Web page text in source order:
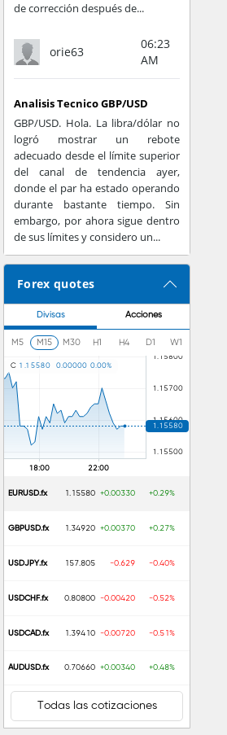
de corrección después de...
orie63
06:23
AM
Analisis Tecnico GBP/USD
GBP/USD. Hola. La libra/dólar no
logró mostrar un rebote
adecuado desde el límite superior
del canal de tendencia ayer,
donde el par ha estado operando
durante bastante tiempo. Sin
embargo, por ahora sigue dentro
de sus límites y considero un...
Forex quotes
Divisas Acciones
M5 M15 M30 H1 H4 D1 W1
C 1 .1 5580 0.00000 0.00%
EURUSD.fx 1.15580 +0.00330 +0.29%
GBPUSD.fx 1.34920 +0.00370 +0.27%
USDJPY.fx 157.805 -0.629 -0.40%
USDCHF.fx 0.80800 -0.00420 -0.52%
USDCAD.fx 1.39410 -0.00720 -0.51%
AUDUSD.fx 0.70660 +0.00340 +0.48%
Todas las cotizaciones